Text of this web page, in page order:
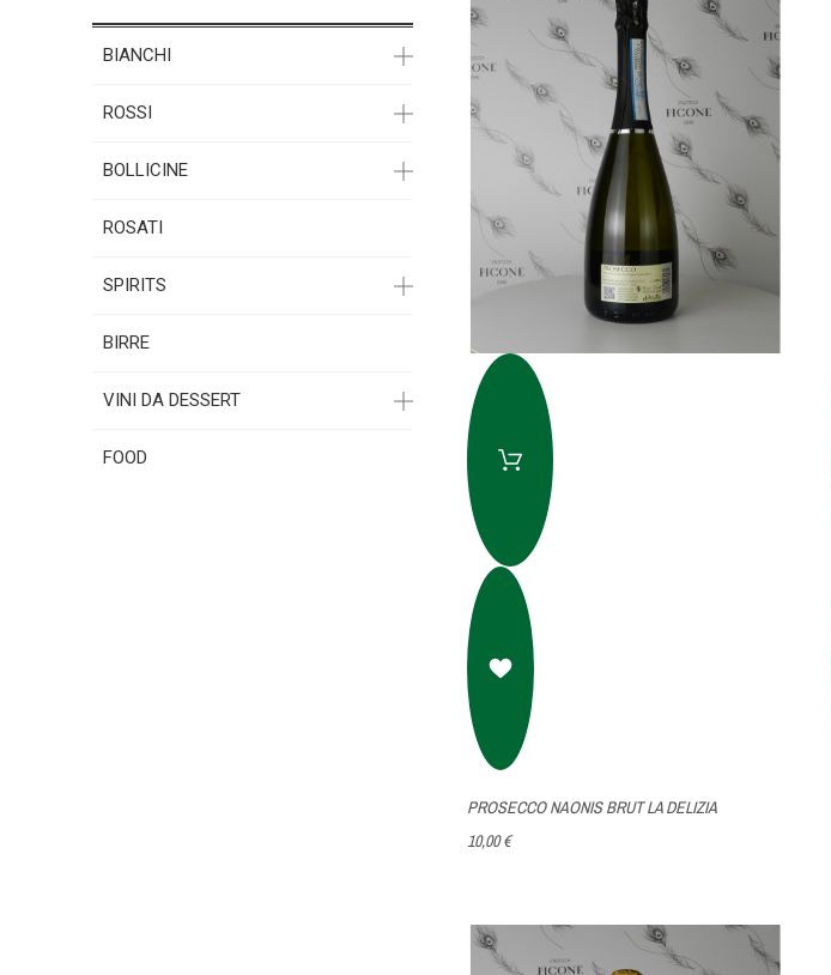
BIANCHI
ROSSI
BOLLICINE
ROSATI
SPIRITS
BIRRE
VINI DA DESSERT
FOOD
PROSECCO NAONIS BRUT LA DELIZIA
10,00 €